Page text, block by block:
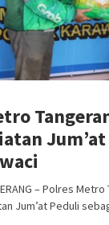
– Polres
Jum’at Peduli